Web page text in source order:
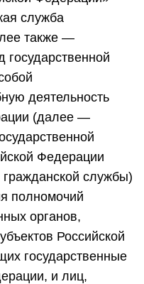
служба
также —
деятельность
(далее —
Федерации
службы)
полномочий
органов,
Российской
государственные
и лиц,